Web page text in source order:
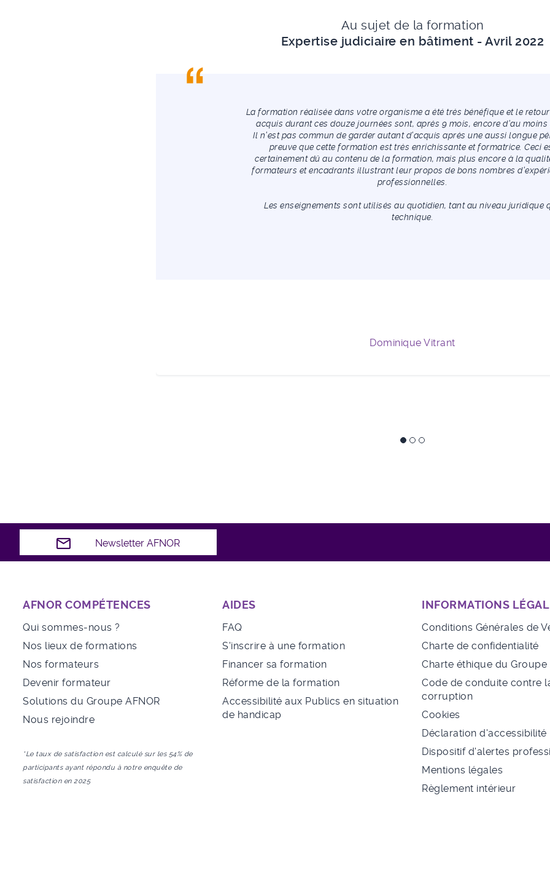
Au sujet de la formation
Expertise judiciaire en bâtiment - Avril 2022
La formation réalisée dans votre organisme a été très bénéfique et le
acquis durant ces douze journées sont, après 9 mois, encore d’au moins
Il n’est pas commun de garder autant d’acquis après une aussi longue
preuve que cette formation est très enrichissante et formatrice. Ceci
certainement dû au contenu de la formation, mais plus encore à la
formateurs et encadrants illustrant leur propos de bons nombres
professionnelles.
Les enseignements sont utilisés au quotidien, tant au niveau juridique
technique.
Dominique Vitrant
Newsletter AFNOR
AFNOR COMPÉTENCES
Qui sommes-nous ?
Nos lieux de formations
Nos formateurs
Devenir formateur
Solutions du Groupe AFNOR
Nous rejoindre
*Le taux de satisfaction est calculé sur les 54% de
participants ayant répondu à notre enquête de
satisfaction en 2025
AIDES
FAQ
S'inscrire à une formation
Financer sa formation
Réforme de la formation
Accessibilité aux Publics en situation
de handicap
INFORMATIONS
Conditions Générales de
Charte de confidentialité
Charte éthique du Groupe
Code de conduite contre
corruption
Cookies
Déclaration d'accessibilité
Dispositif d'alertes
Mentions légales
Règlement intérieur